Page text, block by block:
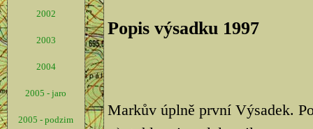
2002
2003
2004
2005 - jaro
2005 - podzim
Popis výsadku 1997
Markův úplně první Výsadek.